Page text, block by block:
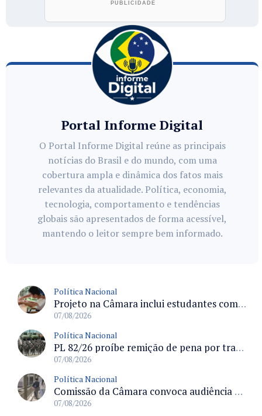
Portal Informe Digital
O Portal Informe Digital reúne as principais
notícias do Brasil e do mundo, com uma
cobertura ampla e dinâmica dos fatos mais
relevantes da atualidade. Política, economia,
tecnologia, comportamento e tendências
globais são apresentados de forma acessível,
mantendo o leitor sempre bem informado.
Política Nacional
Projeto na Câmara inclui estudantes com deficiência no regime escolar especial da LDB e estabelece critérios para frequência
07/08/2026
Política Nacional
PL 82/26 proíbe remição de pena por trabalho em funções militares para condenados por crimes contra o Estado Democrático de Direito
07/08/2026
Política Nacional
Comissão da Câmara convoca audiência para discutir misoginia nas escolas e universidades após divulgação de listas misóginas
07/08/2026